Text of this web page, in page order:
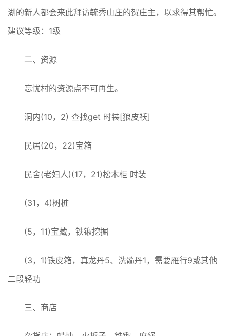
湖的新人都会来此拜访毓秀山庄的贺庄主，以求得其帮忙。
建议等级：1级
二、资源
忘忧村的资源点不可再生。
洞内(10，2) 查找get 时装[狼皮袄]
民居(20，22)宝箱
民舍(老妇人)(17，21)松木柜 时装
(31，4)树桩
(5，11)宝藏，铁锹挖掘
(3，1)铁皮箱，真龙丹5、洗髓丹1，需要雁行9或其他
二段轻功
三、商店